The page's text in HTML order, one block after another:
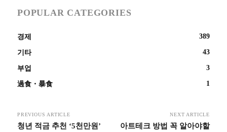
POPULAR CATEGORIES
경제 389
기타 43
부업 3
過食・暴食 1
PREVIOUS ARTICLE
청년 적금 추천 ‘5천만원’
NEXT ARTICLE
아트테크 방법 꼭 알아야할